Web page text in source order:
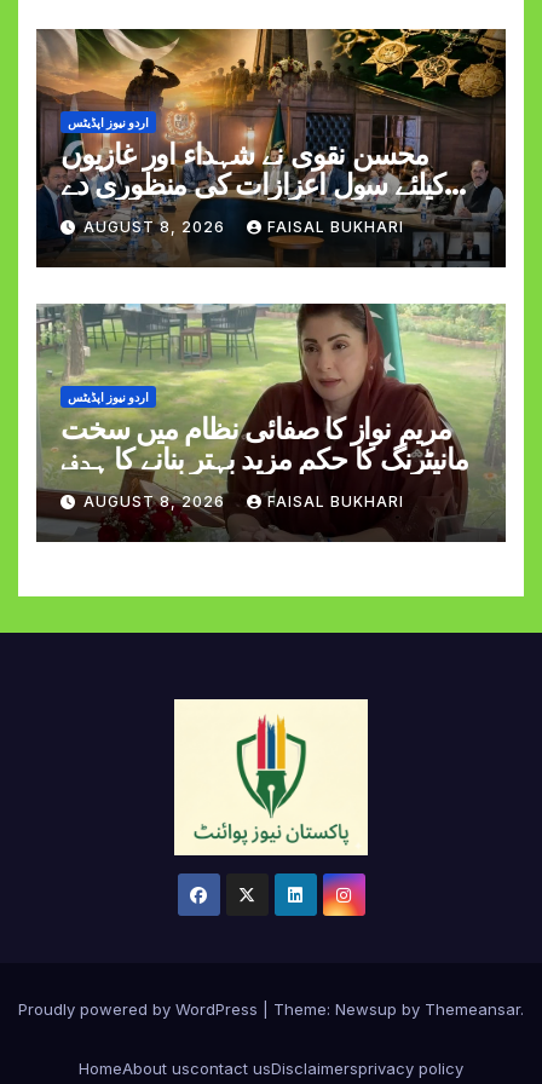
اردو نیوز اپڈیٹس
محسن نقوی نے شہداء اور غازیوں
کیلئے سول اعزازات کی منظوری دے
دیAUGUST 8, 2026 FAISAL BUKHARI
اردو نیوز اپڈیٹس
مریم نواز کا صفائی نظام میں سخت
مانیٹرنگ کا حکم مزید بہتر بنانے کا ہدف
AUGUST 8, 2026 FAISAL BUKHARI
Proudly powered by WordPress Theme: Newsup by Themeansar.
HomeAbout uscontact usDisclaimersprivacy policy